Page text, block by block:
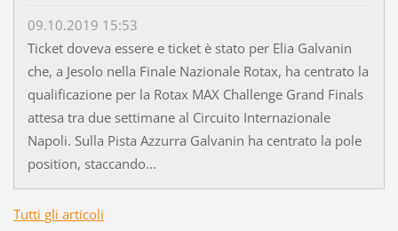
09.10.2019 15:53
Ticket doveva essere e ticket è stato per Elia Galvanin
che, a Jesolo nella Finale Nazionale Rotax, ha centrato la
qualificazione per la Rotax MAX Challenge Grand Finals
attesa tra due settimane al Circuito Internazionale
Napoli. Sulla Pista Azzurra Galvanin ha centrato la pole
position, staccando...
Tutti gli articoli